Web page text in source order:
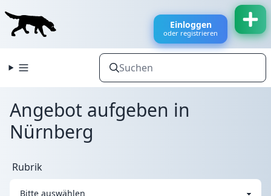
Einloggen
oder registrieren
Angebot aufgeben in
Nürnberg
Rubrik